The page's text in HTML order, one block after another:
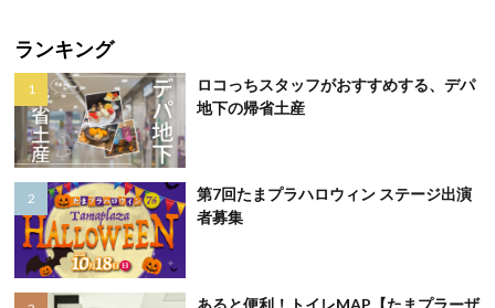
ランキング
ロコっちスタッフがおすすめする、デパ
地下の帰省土産
第7回たまプラハロウィン ステージ出演
者募集